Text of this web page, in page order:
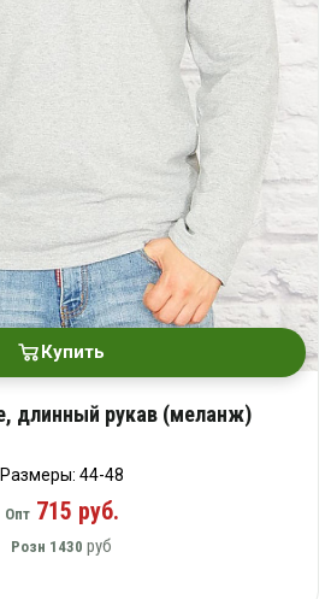
Купить
длинный рукав (меланж)
Размеры: 44-48
Опт715 руб.
Розн 1430 руб